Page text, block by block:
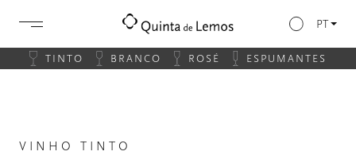
PT
TINTO BRANCO ROSÉ ESPUMANTES
VINHO TINTO